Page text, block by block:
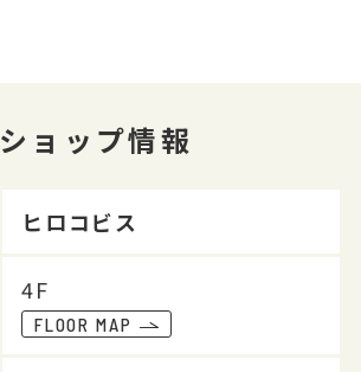
ショップ情報
ヒロコビス
4F
FLOOR MAP